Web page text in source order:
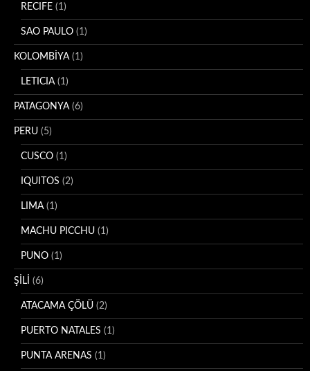
RECIFE (1)
SAO PAULO (1)
KOLOMBİYA(1)
LETICIA(1)
PATAGONYA(6)
PERU (5)
CUSCO (1)
IQUITOS (2)
LIMA(1)
MACHU PICCHU (1)
PUNO (1)
ŞİLİ (6)
ATACAMA ÇÖLÜ (2)
PUERTO NATALES (1)
PUNTA ARENAS (1)